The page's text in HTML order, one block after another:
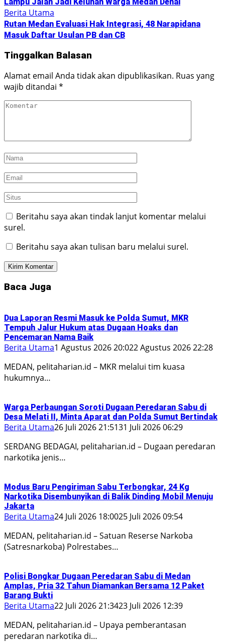
Berita Utama
Rutan Medan Evaluasi Hak Integrasi, 48 Narapidana
Masuk Daftar Usulan PB dan CB
Tinggalkan Balasan
Alamat email Anda tidak akan dipublikasikan. Ruas yang
wajib ditandai *
Beritahu saya akan tindak lanjut komentar melalui
surel.
Beritahu saya akan tulisan baru melalui surel.
Baca Juga
Dua Laporan Resmi Masuk ke Polda Sumut, MKR
Tempuh Jalur Hukum atas Dugaan Hoaks dan
Pencemaran Nama Baik
Berita Utama1 Agustus 2026 20:022 Agustus 2026 22:28
MEDAN, pelitaharian.id – MKR melalui tim kuasa
hukumnya…
Warga Perbaungan Soroti Dugaan Peredaran Sabu di
Desa Melati II, Minta Aparat dan Polda Sumut Bertindak
Berita Utama26 Juli 2026 21:5131 Juli 2026 06:29
SERDANG BEDAGAI, pelitaharian.id – Dugaan peredaran
narkotika jenis…
Modus Baru Pengiriman Sabu Terbongkar, 24 Kg
Narkotika Disembunyikan di Balik Dinding Mobil Menuju
Jakarta
Berita Utama24 Juli 2026 18:0025 Juli 2026 09:54
MEDAN, pelitaharian.id – Satuan Reserse Narkoba
(Satresnarkoba) Polrestabes…
Polisi Bongkar Dugaan Peredaran Sabu di Medan
Amplas, Pria 32 Tahun Diamankan Bersama 12 Paket
Barang Bukti
Berita Utama22 Juli 2026 21:3423 Juli 2026 12:39
MEDAN, pelitaharian.id – Upaya pemberantasan
peredaran narkotika di…